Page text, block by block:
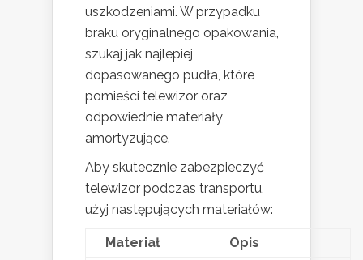
uszkodzeniami. W przypadku
braku oryginalnego opakowania,
szukaj jak najlepiej
dopasowanego pudła, które
pomieści telewizor oraz
odpowiednie materiały
amortyzujące.
Aby skutecznie zabezpieczyć
telewizor podczas transportu,
użyj następujących materiałów:
Materiał Opis